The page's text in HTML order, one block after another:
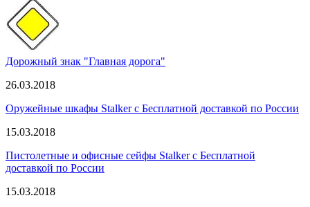
Дорожный знак "Главная дорога"
26.03.2018
Оружейные шкафы Stalker с Бесплатной доставкой по России
15.03.2018
Пистолетные и офисные сейфы Stalker с Бесплатной
доставкой по России
15.03.2018